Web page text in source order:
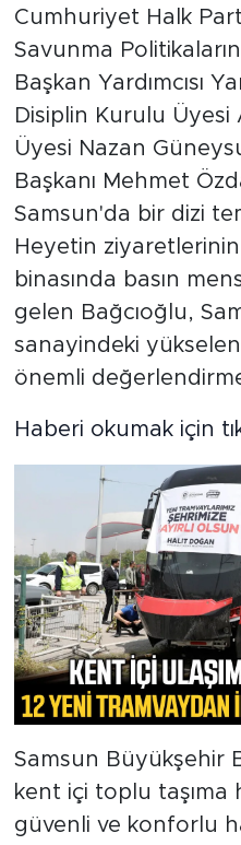
Cumhuriyet Halk
Savunma
Başkan Yardımcısı
Disiplin Kurulu Üyesi
Üyesi Nazan
Başkanı Mehmet
Samsun'da bir dizi
Heyetin
binasında basın
gelen Bağcıoğlu,
sanayindeki
önemli
Haberi okumak için
Samsun Büyükşehir
kent içi toplu taşıma
güvenli ve konforlu